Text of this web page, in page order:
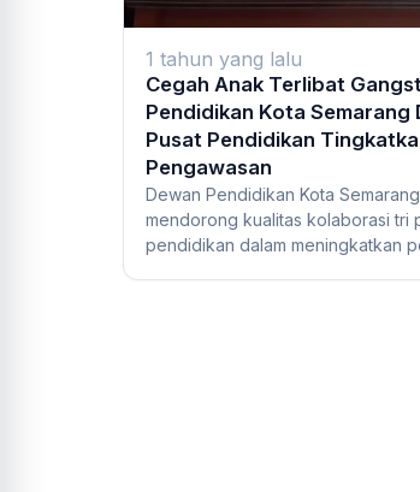
1 tahun yang lalu
Cegah Anak Terlibat
Pendidikan Kota Semarang
Pusat Pendidikan
Pengawasan
Dewan Pendidikan Kota
mendorong kualitas kolaborasi tri
pendidikan dalam meningkatkan